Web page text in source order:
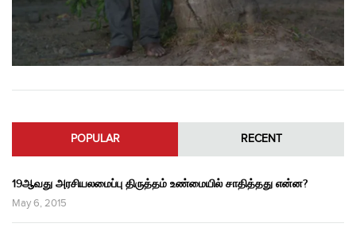
POPULAR RECENT
19ஆவது அரசியலமைப்பு திருத்தம் உண்மையில் சாதித்தது என்ன?
May 6, 2015